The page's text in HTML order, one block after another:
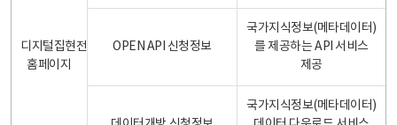
디지털집현전
홈페이지
OPEN API 신청정보
국가지식정보(메타데이터)
를 제공하는 API 서비스
제공
국가지식정보(메타데이터)